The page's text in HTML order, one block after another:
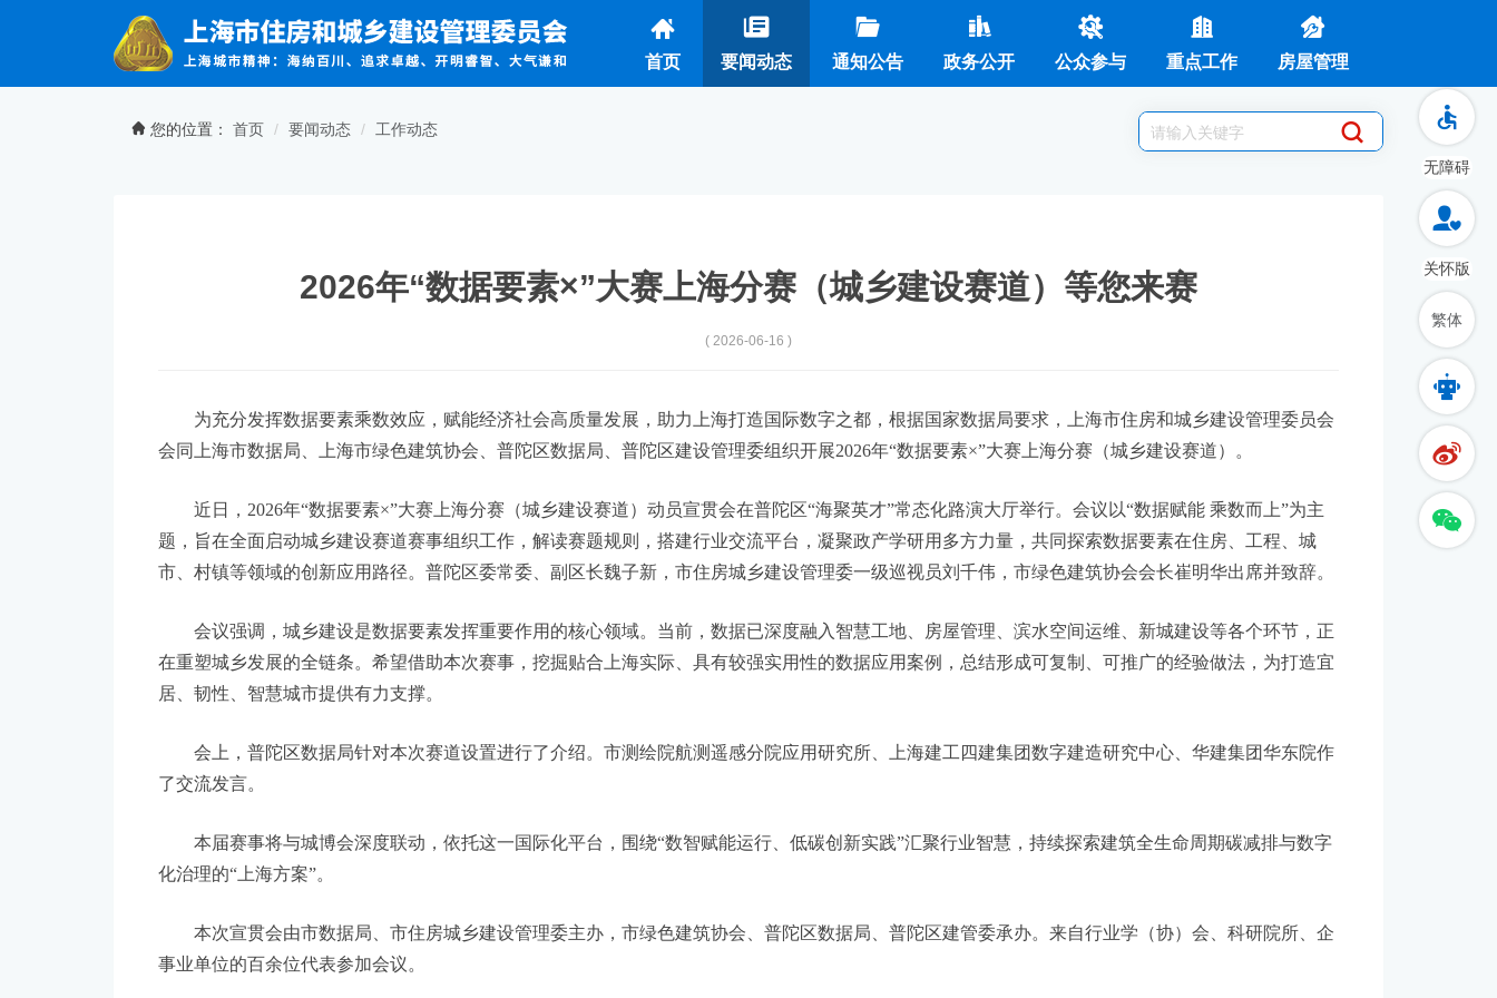
首页 要闻动态 通知公告 政务公开 公众参与 重点工作 房屋管理
您的位置： 首页 要闻动态 工作动态
2026年“数据要素×”大赛上海分赛（城乡建设赛道）等您来赛
( 2026-06-16 )
为充分发挥数据要素乘数效应，赋能经济社会高质量发展，助力上海打造国际数字之都，根据国家数据局要求，上海市住房和城乡建设管理委员会
会同上海市数据局、上海市绿色建筑协会、普陀区数据局、普陀区建设管理委组织开展2026年“数据要素×”大赛上海分赛（城乡建设赛道）。
近日，2026年“数据要素×”大赛上海分赛（城乡建设赛道）动员宣贯会在普陀区“海聚英才”常态化路演大厅举行。会议以“数据赋能 乘数而上”为主
题，旨在全面启动城乡建设赛道赛事组织工作，解读赛题规则，搭建行业交流平台，凝聚政产学研用多方力量，共同探索数据要素在住房、工程、城
市、村镇等领域的创新应用路径。普陀区委常委、副区长魏子新，市住房城乡建设管理委一级巡视员刘千伟，市绿色建筑协会会长崔明华出席并致辞。
会议强调，城乡建设是数据要素发挥重要作用的核心领域。当前，数据已深度融入智慧工地、房屋管理、滨水空间运维、新城建设等各个环节，正
在重塑城乡发展的全链条。希望借助本次赛事，挖掘贴合上海实际、具有较强实用性的数据应用案例，总结形成可复制、可推广的经验做法，为打造宜
居、韧性、智慧城市提供有力支撑。
会上，普陀区数据局针对本次赛道设置进行了介绍。市测绘院航测遥感分院应用研究所、上海建工四建集团数字建造研究中心、华建集团华东院作
了交流发言。
本届赛事将与城博会深度联动，依托这一国际化平台，围绕“数智赋能运行、低碳创新实践”汇聚行业智慧，持续探索建筑全生命周期碳减排与数字
化治理的“上海方案”。
本次宣贯会由市数据局、市住房城乡建设管理委主办，市绿色建筑协会、普陀区数据局、普陀区建管委承办。来自行业学（协）会、科研院所、企
事业单位的百余位代表参加会议。
无障碍
关怀版
繁体